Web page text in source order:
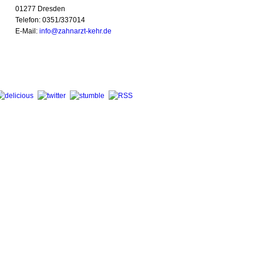
01277 Dresden
Telefon: 0351/337014
E-Mail: info@zahnarzt-kehr.de